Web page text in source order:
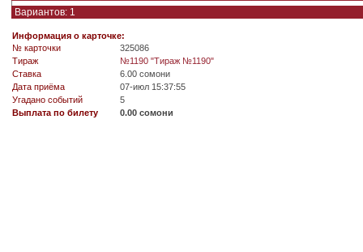
Вариантов: 1
Информация о карточке:
№ карточки
325086
Tираж
№1190 "Тираж №1190"
Ставка
6.00 сомони
Дата приёма
07-июл 15:37:55
Угадано событий
5
Выплата по билету
0.00 сомони